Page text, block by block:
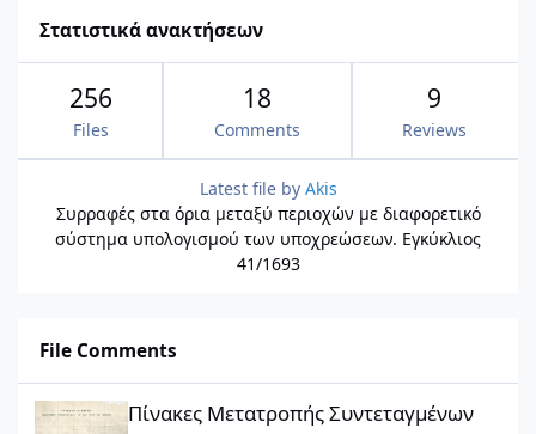
Στατιστικά ανακτήσεων
256
Files
18
Comments
9
Reviews
Latest file by Akis
Συρραφές στα όρια μεταξύ περιοχών με διαφορετικό
σύστημα υπολογισμού των υποχρεώσεων. Εγκύκλιος
41/1693
File Comments
Πίνακες Μετατροπής Συντεταγμένων
Πίνακες Μετατροπής Συντεταγμένων